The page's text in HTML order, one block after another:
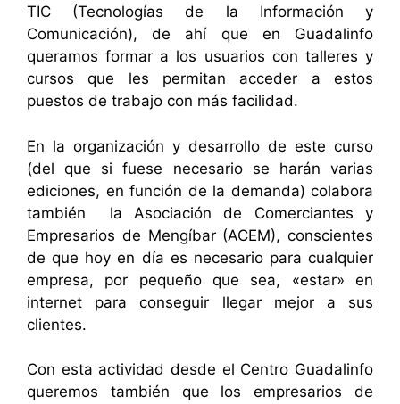
TIC (Tecnologías de la Información y
Comunicación), de ahí que en Guadalinfo
queramos formar a los usuarios con talleres y
cursos que les permitan acceder a estos
puestos de trabajo con más facilidad.
En la organización y desarrollo de este curso
(del que si fuese necesario se harán varias
ediciones, en función de la demanda) colabora
también la Asociación de Comerciantes y
Empresarios de Mengíbar (ACEM), conscientes
de que hoy en día es necesario para cualquier
empresa, por pequeño que sea, «estar» en
internet para conseguir llegar mejor a sus
clientes.
Con esta actividad desde el Centro Guadalinfo
queremos también que los empresarios de